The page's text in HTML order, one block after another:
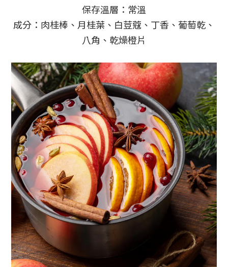
保存溫層：常溫
成分：肉桂棒、月桂葉、白荳蔻、丁香、葡萄乾、
八角、乾燥橙片